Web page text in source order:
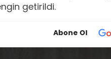
getirildi.
Abone Ol